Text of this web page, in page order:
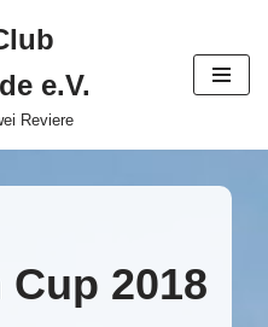
e.V.
Reviere
2018